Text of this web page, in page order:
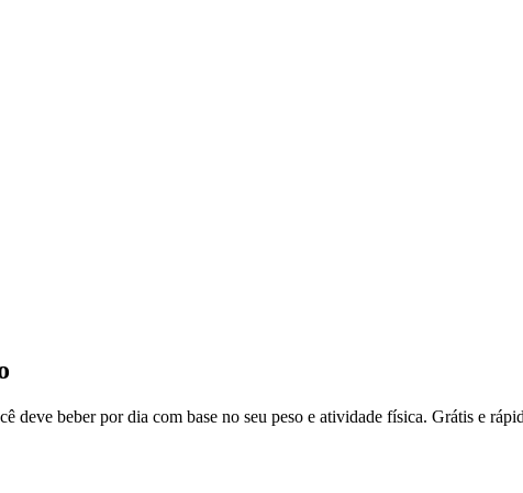
deve beber por dia com base no seu peso e atividade física. Grátis e